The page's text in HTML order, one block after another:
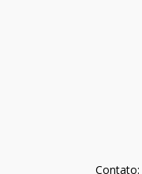
Contato: